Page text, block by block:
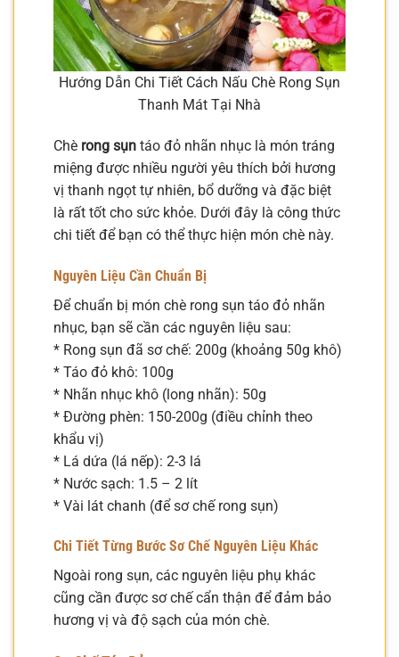
Hướng Dẫn Chi Tiết Cách Nấu Chè Rong Sụn
Thanh Mát Tại Nhà
Chè rong sụn táo đỏ nhãn nhục là món tráng
miệng được nhiều người yêu thích bởi hương
vị thanh ngọt tự nhiên, bổ dưỡng và đặc biệt
là rất tốt cho sức khỏe. Dưới đây là công thức
chi tiết để bạn có thể thực hiện món chè này.
Nguyên Liệu Cần Chuẩn Bị
Để chuẩn bị món chè rong sụn táo đỏ nhãn
nhục, bạn sẽ cần các nguyên liệu sau:
* Rong sụn đã sơ chế: 200g (khoảng 50g khô)
* Táo đỏ khô: 100g
* Nhãn nhục khô (long nhãn): 50g
* Đường phèn: 150-200g (điều chỉnh theo
khẩu vị)
* Lá dứa (lá nếp): 2-3 lá
* Nước sạch: 1.5 – 2 lít
* Vài lát chanh (để sơ chế rong sụn)
Chi Tiết Từng Bước Sơ Chế Nguyên Liệu Khác
Ngoài rong sụn, các nguyên liệu phụ khác
cũng cần được sơ chế cẩn thận để đảm bảo
hương vị và độ sạch của món chè.